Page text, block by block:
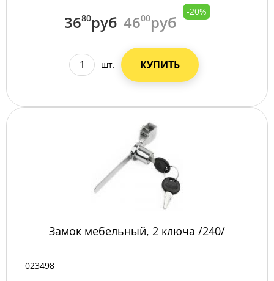
3680руб 4600руб
-20%
шт. КУПИТЬ
Замок мебельный, 2 ключа /240/
023498